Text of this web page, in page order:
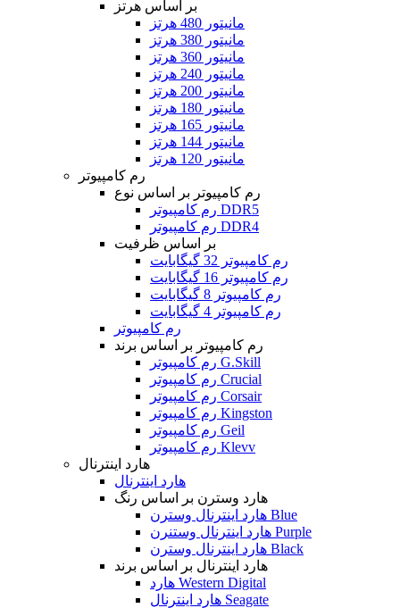
بر اساس هرتز
مانیتور 480 هرتز
مانیتور 380 هرتز
مانیتور 360 هرتز
مانیتور 240 هرتز
مانیتور 200 هرتز
مانیتور 180 هرتز
مانیتور 165 هرتز
مانیتور 144 هرتز
مانیتور 120 هرتز
رم کامپیوتر
رم کامپیوتر بر اساس نوع
رم کامپیوتر DDR5
رم کامپیوتر DDR4
بر اساس ظرفیت
رم کامپیوتر 32 گیگابایت
رم کامپیوتر 16 گیگابایت
رم کامپیوتر 8 گیگابایت
رم کامپیوتر 4 گیگابایت
رم کامپیوتر
رم کامپیوتر بر اساس برند
رم کامپیوتر G.Skill
رم کامپیوتر Crucial
رم کامپیوتر Corsair
رم کامپیوتر Kingston
رم کامپیوتر Geil
رم کامپیوتر Klevv
هارد اینترنال
هارد اینترنال
هارد وسترن بر اساس رنگ
هارد اینترنال وسترن Blue
هارد اینترنال وستنرن Purple
هارد اینترنال وسترن Black
هارد اینترنال بر اساس برند
هارد Western Digital
هارد اینترنال Seagate